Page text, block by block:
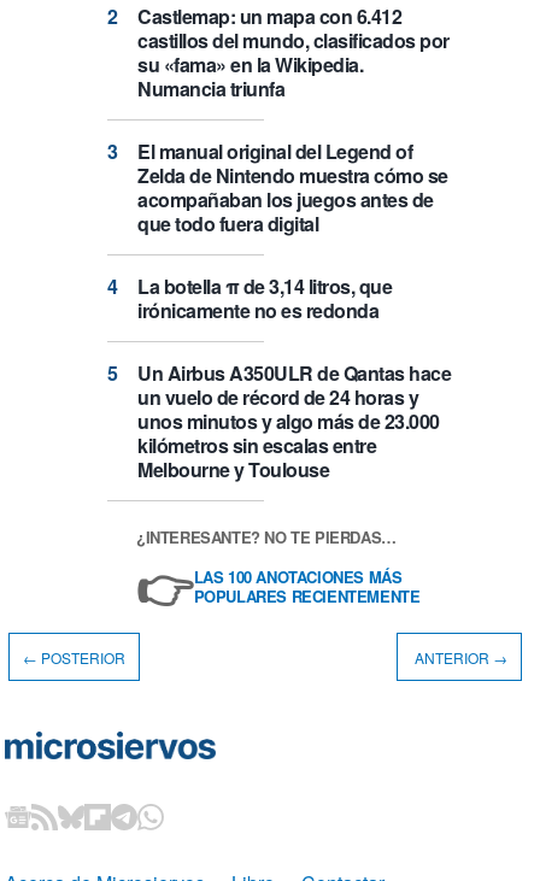
Castlemap: un mapa con 6.412
castillos del mundo, clasificados por
su «fama» en la Wikipedia.
Numancia triunfa
El manual original del Legend of
Zelda de Nintendo muestra cómo se
acompañaban los juegos antes de
que todo fuera digital
La botella π de 3,14 litros, que
irónicamente no es redonda
Un Airbus A350ULR de Qantas hace
un vuelo de récord de 24 horas y
unos minutos y algo más de 23.000
kilómetros sin escalas entre
Melbourne y Toulouse
¿INTERESANTE? NO TE PIERDAS…
👉LAS 100 ANOTACIONES MÁS
POPULARES RECIENTEMENTE
← POSTERIOR ANTERIOR →